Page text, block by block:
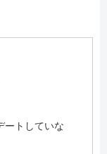
ートしていな